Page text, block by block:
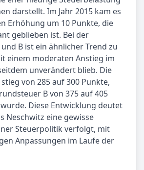
darstellt. Im Jahr 2015 kam es
Erhöhung um 10 Punkte, die
geblieben ist. Bei der
B ist ein ähnlicher Trend zu
einem moderaten Anstieg im
unverändert blieb. Die
von 285 auf 300 Punkte,
B von 375 auf 405
Diese Entwicklung deutet
Neschwitz eine gewisse
Steuerpolitik verfolgt, mit
Anpassungen im Laufe der